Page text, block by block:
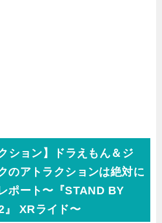
ション】ドラえもん＆ジ
のアトラクションは絶対に
ポート〜『STAND BY
』 XRライド〜